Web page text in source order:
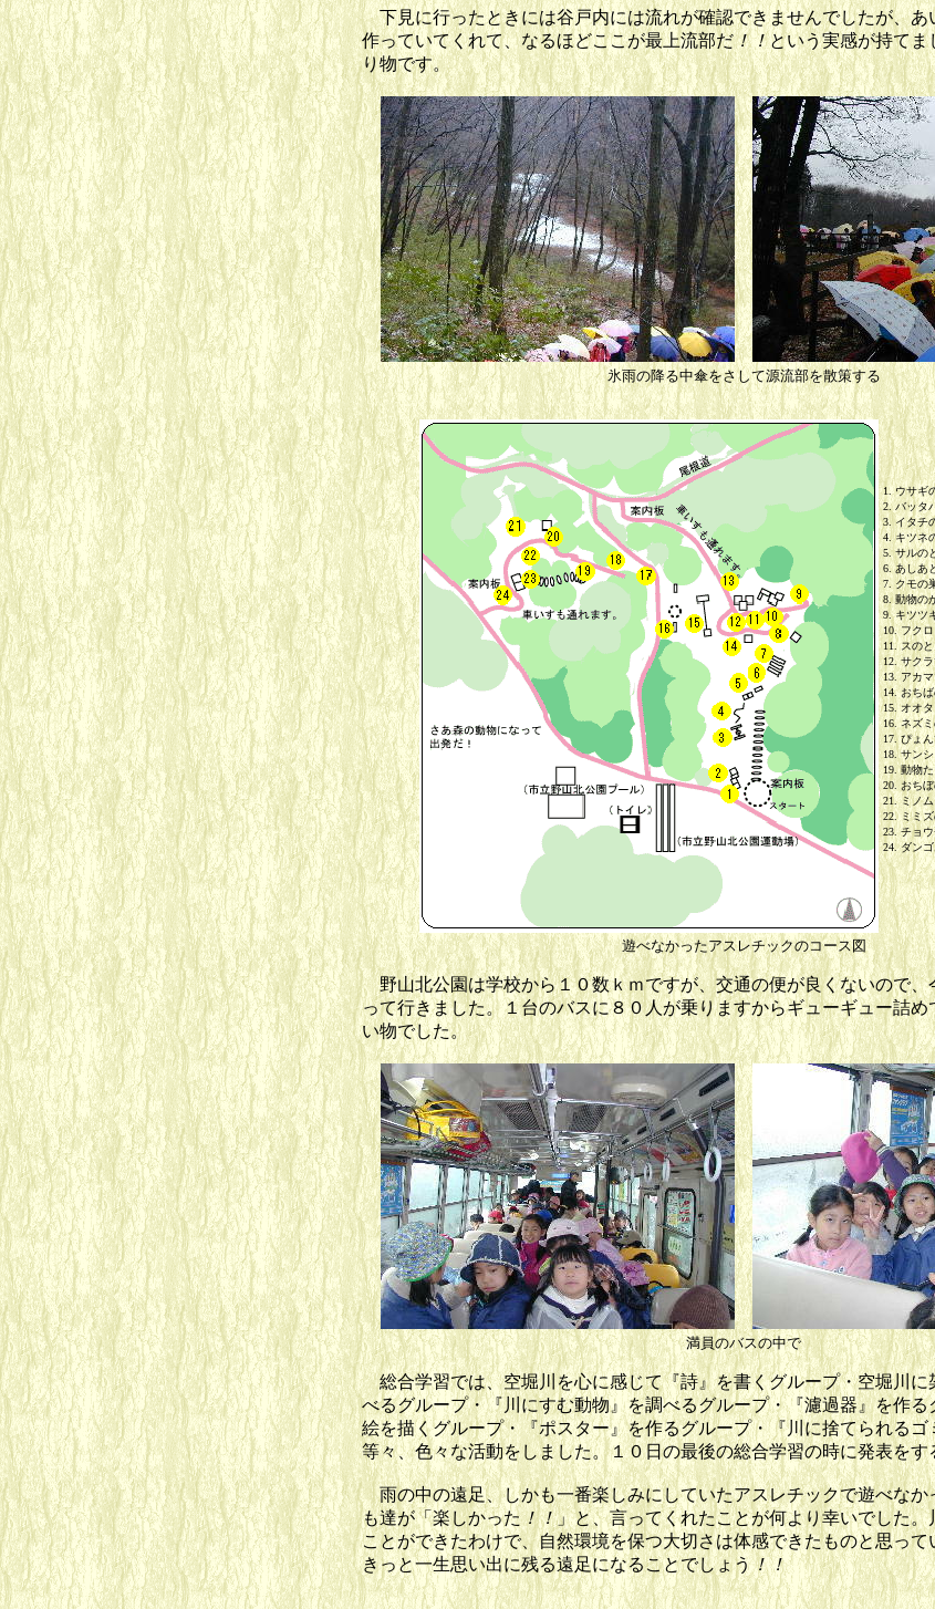
下見に行ったときには谷戸内には流れが確認できませんでしたが、あ
作っていてくれて、なるほどここが最上流部だ！！という実感が持てま
り物です。
氷雨の降る中傘をさして源流部を散策する
1. ウサギ
2. バッタ
3. イタチ
4. キツネ
5. サルの
6. あしあ
7. クモの
8. 動物の
9. キツツ
10. フク
11. スの
12. サク
13. アカ
14. おち
15. オオ
16. ネズ
17. ぴょ
18. サン
19. 動物
20. おち
21. ミノ
22. ミミ
23. チョ
24. ダン
遊べなかったアスレチックのコース図
野山北公園は学校から１０数ｋｍですが、交通の便が良くないので、
って行きました。１台のバスに８０人が乗りますからギューギュー詰
い物でした。
満員のバスの中で
総合学習では、空堀川を心に感じて『詩』を書くグループ・空堀川に
べるグループ・『川にすむ動物』を調べるグループ・『濾過器』を作
絵を描くグループ・『ポスター』を作るグループ・『川に捨てられる
等々、色々な活動をしました。１０日の最後の総合学習の時に発表を
雨の中の遠足、しかも一番楽しみにしていたアスレチックで遊べなか
も達が「楽しかった！！」と、言ってくれたことが何より幸いでした
ことができたわけで、自然環境を保つ大切さは体感できたものと思っ
きっと一生思い出に残る遠足になることでしょう！！